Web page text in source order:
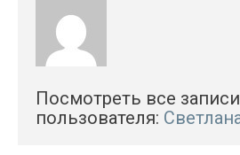
Посмотреть все записи
пользователя: